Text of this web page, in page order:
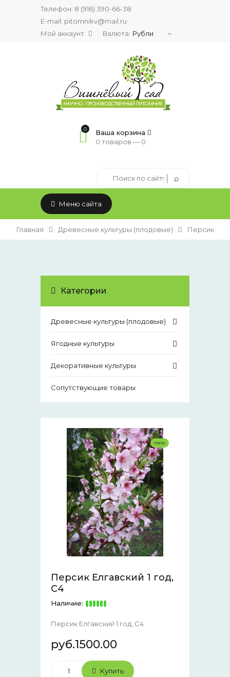
Телефон: 8 (916) 390-66-38
E-mail: pitomnikv@mail.ru
Мой аккаунт
Валюта:
0
Ваша корзина
0 товаров — 0
Меню сайта
Главная Древесные культуры (плодовые) Персик
Категории
Древесные культуры (плодовые)
Ягодные культуры
Декоративные культуры
Сопутствующие товары
new
Персик Елгавский 1 год,
С4
Наличие:
Персик Елгавский 1 год, С4
руб.1500.00
Купить